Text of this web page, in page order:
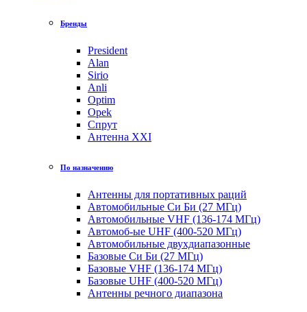
Бренды
President
Alan
Sirio
Anli
Optim
Opek
Спрут
Антенна XXI
По назначению
Антенны для портативных раций
Автомобильные Си Би (27 МГц)
Автомобильные VHF (136-174 МГц)
Автомоб-ые UHF (400-520 МГц)
Автомобильные двухдиапазонные
Базовые Си Би (27 МГц)
Базовые VHF (136-174 МГц)
Базовые UHF (400-520 МГц)
Антенны речного диапазона